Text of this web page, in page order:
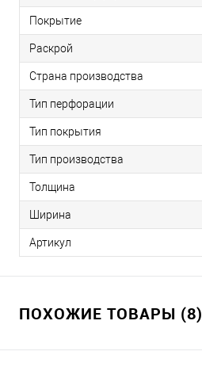
Покрытие
Раскрой
Страна производства
Тип перфорации
Тип покрытия
Тип производства
Толщина
Ширина
Артикул
ПОХОЖИЕ ТОВАРЫ (8)